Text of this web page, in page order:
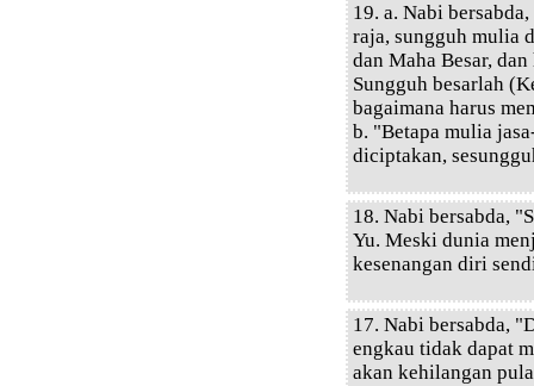
19. a. Nabi
raja, sungguh mulia
dan Maha Besar,
Sungguh besarlah
bagaimana harus
b. "Betapa mulia
diciptakan,
18. Nabi bersabda,
Yu. Meski dunia
kesenangan diri
17. Nabi bersabda,
engkau tidak dapat
akan kehilangan